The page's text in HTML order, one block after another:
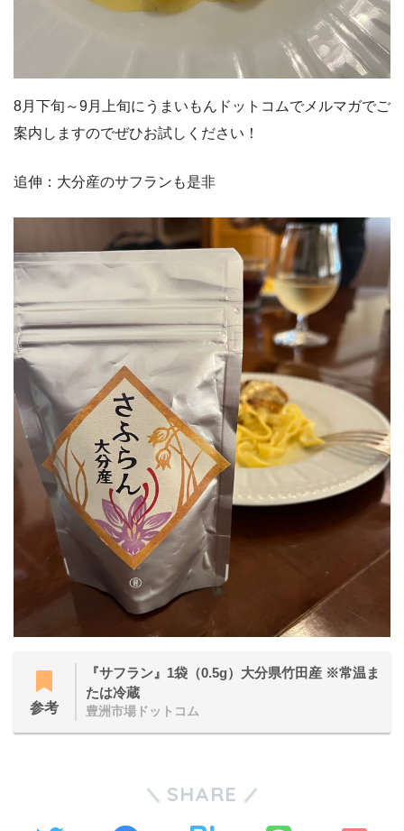
8月下旬～9月上旬にうまいもんドットコムでメルマガでご
案内しますのでぜひお試しください！
追伸：大分産のサフランも是非
参考
『サフラン』1袋（0.5g）大分県竹田産 ※常温ま
たは冷蔵
豊洲市場ドットコム
SHARE